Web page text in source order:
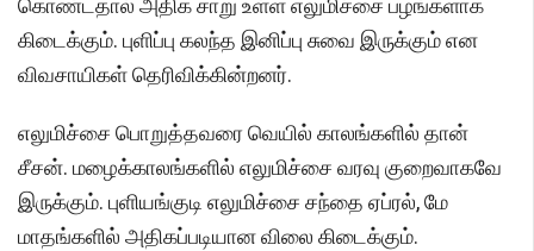
கொண்டதால் அதிக சாறு உள்ள எலுமிச்சை பழங்களாக
கிடைக்கும். புளிப்பு கலந்த இனிப்பு சுவை இருக்கும் என
விவசாயிகள் தெரிவிக்கின்றனர்.
எலுமிச்சை பொறுத்தவரை வெயில் காலங்களில் தான்
சீசன். மழைக்காலங்களில் எலுமிச்சை வரவு குறைவாகவே
இருக்கும். புளியங்குடி எலுமிச்சை சந்தை ஏப்ரல், மே
மாதங்களில் அதிகப்படியான விலை கிடைக்கும்.